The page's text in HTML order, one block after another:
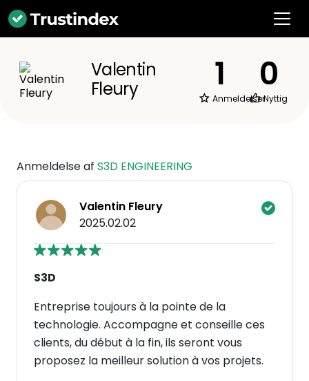
Valentin
Fleury
1
Anmeldelser
0
Nyttig
Anmeldelse af S3D ENGINEERING
Valentin Fleury
2025.02.02
S3D
Entreprise toujours à la pointe de la
technologie. Accompagne et conseille ces
clients, du début à la fin, ils seront vous
proposez la meilleur solution à vos projets.